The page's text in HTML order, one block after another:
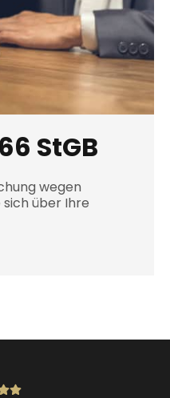
StGB
wegen
über Ihre